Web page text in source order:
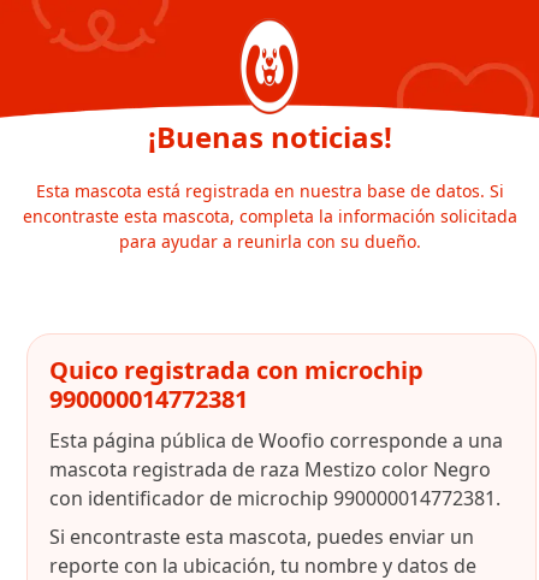
¡Buenas noticias!
Esta mascota está registrada en nuestra base de datos. Si
encontraste esta mascota, completa la información solicitada
para ayudar a reunirla con su dueño.
Quico registrada con microchip
990000014772381
Esta página pública de Woofio corresponde a una
mascota registrada de raza Mestizo color Negro
con identificador de microchip 990000014772381.
Si encontraste esta mascota, puedes enviar un
reporte con la ubicación, tu nombre y datos de